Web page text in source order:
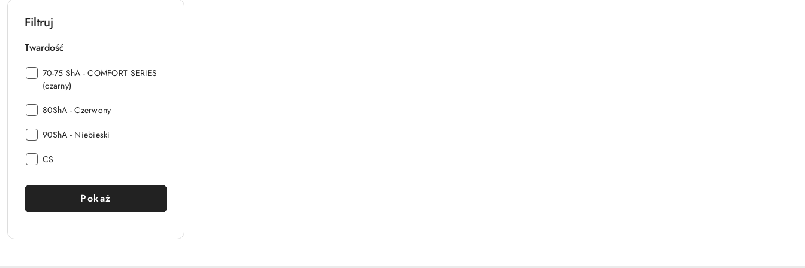
Filtruj
Twardość
Twardość:
70-75 ShA - COMFORT SERIES
(czarny)
Twardość:
80ShA - Czerwony
Twardość:
90ShA - Niebieski
Twardość:
CS
Pokaż